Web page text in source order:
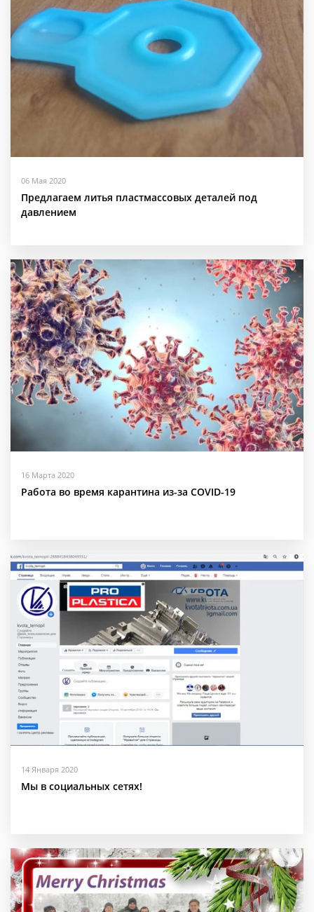
06 Мая 2020
Предлагаем литья пластмассовых деталей под
давлением
16 Марта 2020
Работа во время карантина из-за COVID-19
14 Января 2020
Мы в социальных сетях!